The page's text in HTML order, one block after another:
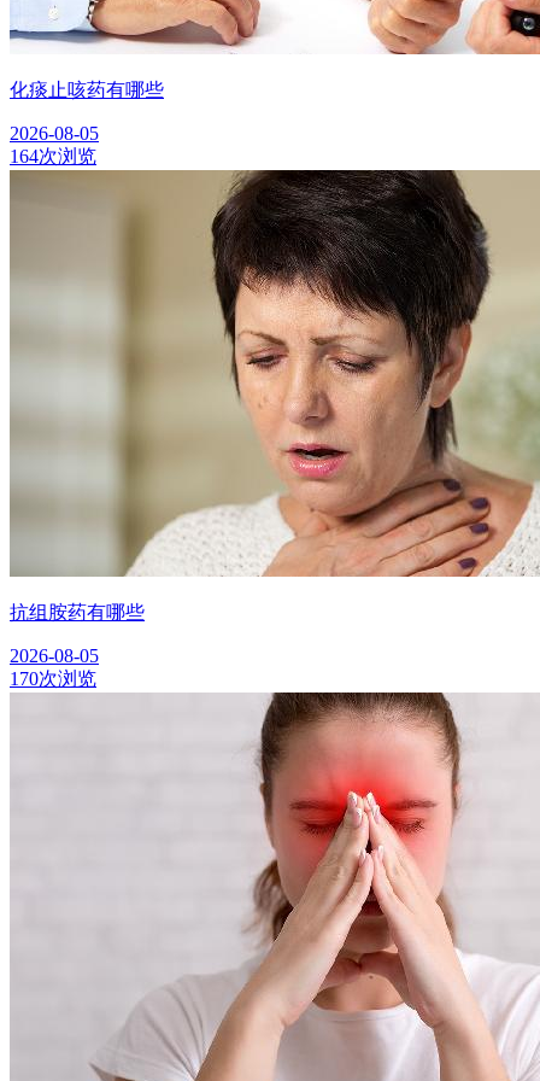
化痰止咳药有哪些
2026-08-05
164次浏览
抗组胺药有哪些
2026-08-05
170次浏览